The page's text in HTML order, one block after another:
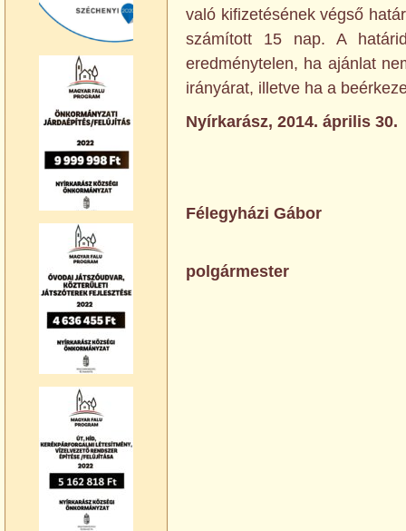
való kifizetésének végső
számított 15 nap. A
eredménytelen, ha ajánlat
irányárat, illetve ha a
Nyírkarász, 2014. április 30.
Félegyházi Gábor
polgármester